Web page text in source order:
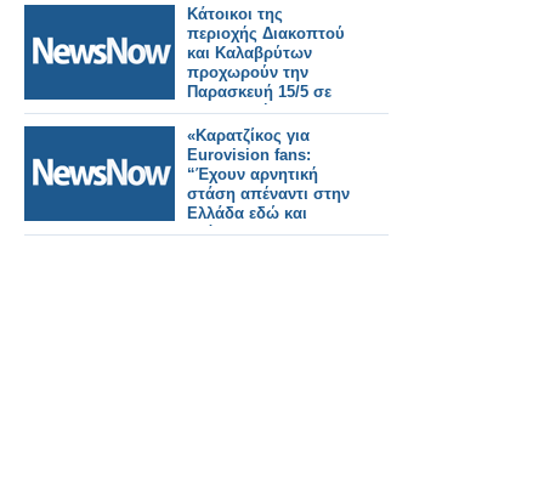
Κάτοικοι της
περιοχής Διακοπτού
και Καλαβρύτων
προχωρούν την
Παρασκευή 15/5 σε
συλλαλητήριο για τον
Οδοντωτό
σιδηρόδρομο.
«Καρατζίκος για
Eurovision fans:
“Έχουν αρνητική
στάση απέναντι στην
Ελλάδα εδώ και
χρόνια”»